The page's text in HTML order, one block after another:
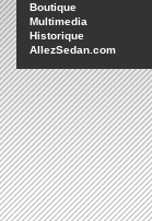
Boutique
Multimedia
Historique
AllezSedan.com